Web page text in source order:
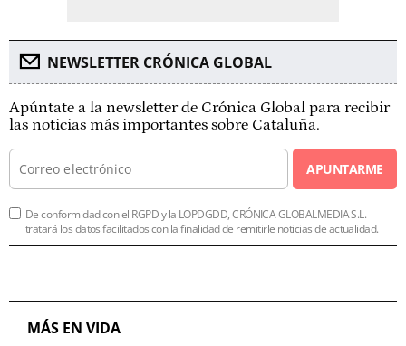
NEWSLETTER CRÓNICA GLOBAL
Apúntate a la newsletter de Crónica Global para recibir
las noticias más importantes sobre Cataluña.
APUNTARME
De conformidad con el RGPD y la LOPDGDD, CRÓNICA GLOBALMEDIA S.L.
tratará los datos facilitados con la finalidad de remitirle noticias de actualidad.
MÁS EN VIDA